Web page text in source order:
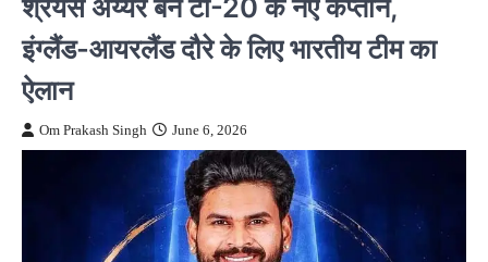
इंग्लैंड-आयरलैंड दौरे के लिए भारतीय टीम का
ऐलान
Om Prakash Singh June 6, 2026